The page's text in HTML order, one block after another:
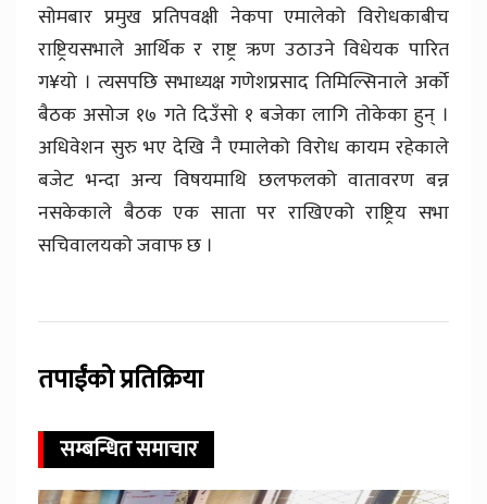
सोमबार प्रमुख प्रतिपवक्षी नेकपा एमालेको विरोधकाबीच
राष्ट्रियसभाले आर्थिक र राष्ट्र ऋण उठाउने विधेयक पारित
ग¥यो । त्यसपछि सभाध्यक्ष गणेशप्रसाद तिमिल्सिनाले अर्को
बैठक असोज १७ गते दिउँसो १ बजेका लागि तोकेका हुन् ।
अधिवेशन सुरु भए देखि नै एमालेको विरोध कायम रहेकाले
बजेट भन्दा अन्य विषयमाथि छलफलको वातावरण बन्न
नसकेकाले बैठक एक साता पर राखिएको राष्ट्रिय सभा
सचिवालयको जवाफ छ ।
तपाईंको प्रतिक्रिया
सम्बन्धित समाचार